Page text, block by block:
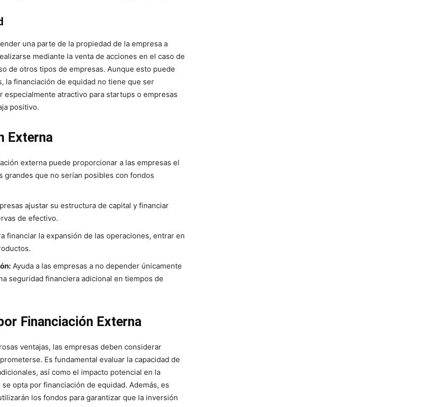
una parte de la propiedad de la empresa a
mediante la venta de acciones en el caso de
de otros tipos de empresas. Aunque esto puede
financiación de equidad no tiene que ser
atractivo para startups o empresas
positivo.
Externa
externa puede proporcionar a las empresas el
que no serían posibles con fondos
ajustar su estructura de capital y financiar
de efectivo.
financiar la expansión de las operaciones, entrar en
Ayuda a las empresas a no depender únicamente
seguridad financiera adicional en tiempos de
Financiación Externa
ventajas, las empresas deben considerar
Es fundamental evaluar la capacidad de
así como el impacto potencial en la
opta por financiación de equidad. Además, es
los fondos para garantizar que la inversión